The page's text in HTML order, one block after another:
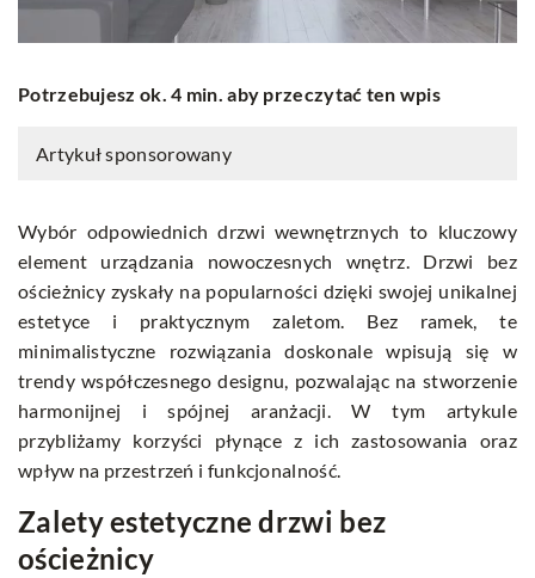
Potrzebujesz ok. 4 min. aby przeczytać ten wpis
Artykuł sponsorowany
Wybór odpowiednich drzwi wewnętrznych to kluczowy
element urządzania nowoczesnych wnętrz. Drzwi bez
ościeżnicy zyskały na popularności dzięki swojej unikalnej
estetyce i praktycznym zaletom. Bez ramek, te
minimalistyczne rozwiązania doskonale wpisują się w
trendy współczesnego designu, pozwalając na stworzenie
harmonijnej i spójnej aranżacji. W tym artykule
przybliżamy korzyści płynące z ich zastosowania oraz
wpływ na przestrzeń i funkcjonalność.
Zalety estetyczne drzwi bez
ościeżnicy